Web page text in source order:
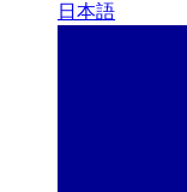
日本語